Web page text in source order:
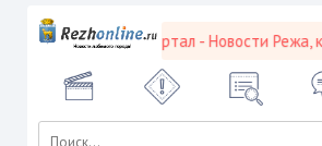
городской портал - Новости Режа,